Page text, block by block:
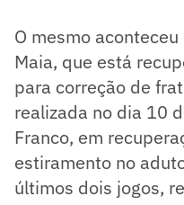
O mesmo
Maia, que está
para correção de
realizada no dia 10
Franco, em
estiramento no
últimos dois jogos,